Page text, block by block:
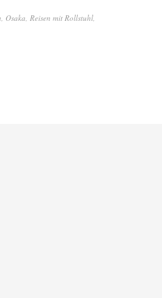
, Osaka, Reisen mit Rollstuhl,